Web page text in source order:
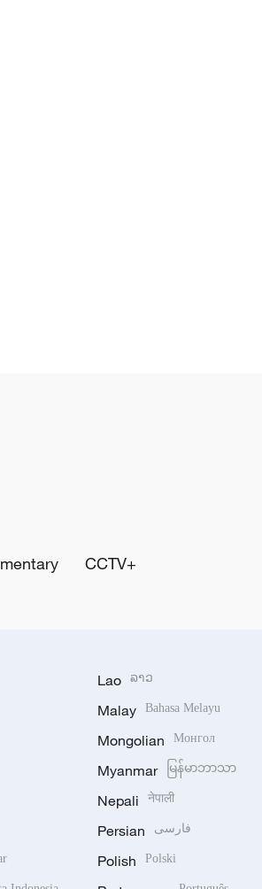
CCTV+
Lao ລາວ
Malay Bahasa Melayu
Mongolian Монгол
Myanmar မြန်မာဘာသာ
Nepali नेपाली
Persian فارسی
Polish Polski